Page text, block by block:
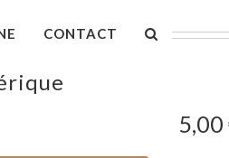
CONTACT
5,00